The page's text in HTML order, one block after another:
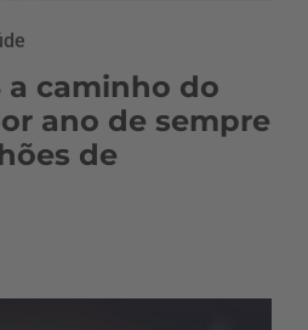
a caminho do
ano de sempre
de